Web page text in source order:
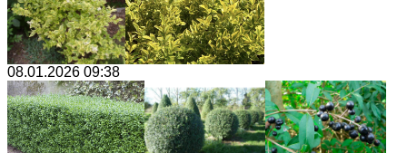
08.01.2026 09:38